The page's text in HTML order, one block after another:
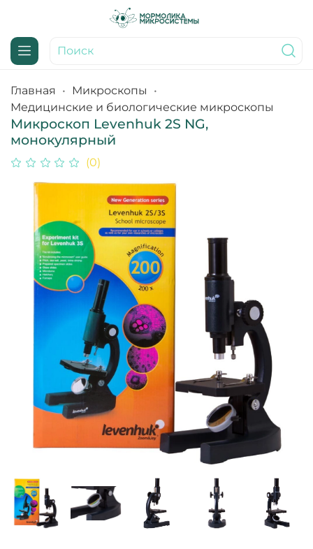
Главная
Микроскопы
Медицинские и биологические микроскопы
Микроскоп Levenhuk 2S NG,
монокулярный
(0)